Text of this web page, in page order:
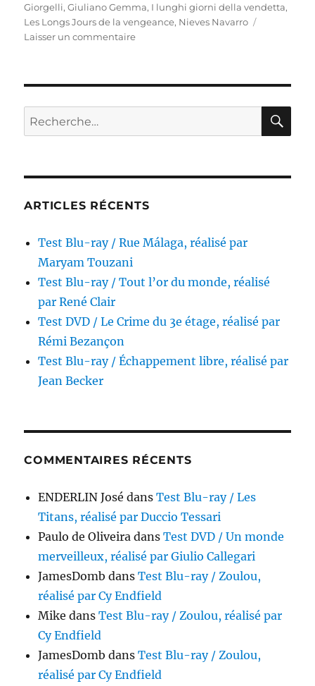
Giorgelli,Giuliano Gemma, I lunghi giorni della vendetta,
Les Longs Jours de la vengeance, Nieves Navarro
Laisser un commentairesur
Les
Jours
réalisé
par
Vancini
Recherche
pour :
ARTICLES RÉCENTS
Test Blu-ray / Rue Málaga, réalisé par
Maryam Touzani
Test Blu-ray / Tout l’or du monde, réalisé
par René Clair
Test DVD / Le Crime du 3e étage, réalisé par
Rémi Bezançon
Test Blu-ray / Échappement libre, réalisé par
Jean Becker
COMMENTAIRES RÉCENTS
ENDERLIN José dansTest Blu-ray / Les
Titans, réalisé par Duccio Tessari
Paulo de Oliveira dansTest DVD / Un monde
merveilleux, réalisé par Giulio Callegari
JamesDomb dansTest Blu-ray / Zoulou,
réalisé par Cy Endfield
Mike dansTest Blu-ray / Zoulou, réalisé par
Cy Endfield
JamesDomb dansTest Blu-ray / Zoulou,
réalisé par Cy Endfield